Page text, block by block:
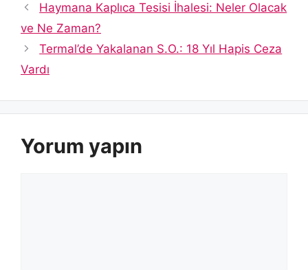
Haymana Kaplıca Tesisi İhalesi: Neler Olacak
ve Ne Zaman?
Termal’de Yakalanan S.O.: 18 Yıl Hapis Ceza
Vardı
Yorum yapın